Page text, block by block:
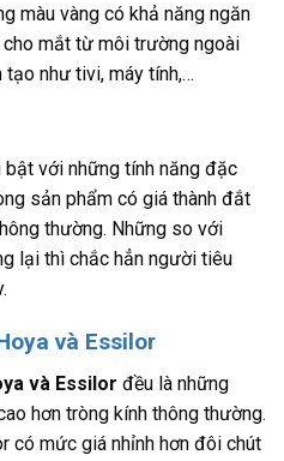
màu vàng có khả năng ngăn
mắt từ môi trường ngoài
như tivi, máy tính,…
với những tính năng đặc
sản phẩm có giá thành đắt
thường. Những so với
lại thì chắc hẳn người tiêu
và Essilor
và Essilor đều là những
hơn tròng kính thông thường.
có mức giá nhỉnh hơn đôi chút